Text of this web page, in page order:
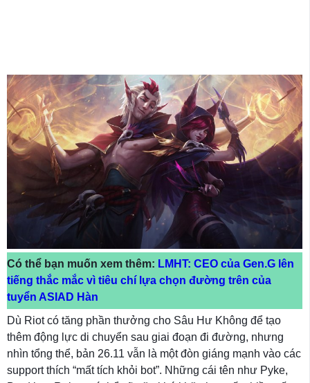
Có thể bạn muốn xem thêm: LMHT: CEO của Gen.G lên
tiếng thắc mắc vì tiêu chí lựa chọn đường trên của
tuyển ASIAD Hàn
Dù Riot có tăng phần thưởng cho Sâu Hư Không để tạo
thêm động lực di chuyển sau giai đoạn đi đường, nhưng
nhìn tổng thể, bản 26.11 vẫn là một đòn giáng mạnh vào các
support thích “mất tích khỏi bot”. Những cái tên như Pyke,